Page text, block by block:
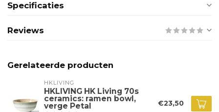
Specificaties
Reviews
Gerelateerde producten
HKLIVING
HKLIVING HK Living 70s
ceramics: ramen bowl,
verge Petal €23,50